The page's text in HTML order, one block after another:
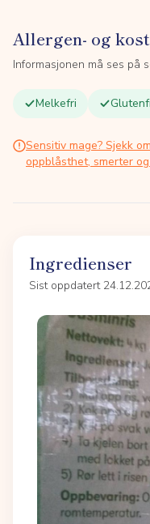
Allergen- og
Informasjonen må ses på
Melkefri
Sensitiv mage? Sjekk
oppblåsthet, smerter
Ingredienser
Sist oppdatert